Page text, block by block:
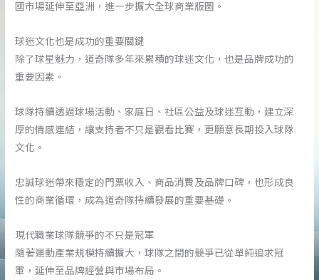
國市場延伸至亞洲，進一步擴大全球商業版圖。
球迷文化也是成功的重要關鍵
除了球星魅力，道奇隊多年來累積的球迷文化，也是品牌成功的
重要因素。
球隊持續透過球場活動、家庭日、社區公益及球迷互動，建立深
厚的情感連結，讓支持者不只是觀看比賽，更願意長期投入球隊
文化。
忠誠球迷帶來穩定的門票收入、商品消費及品牌口碑，也形成良
性的商業循環，成為道奇隊持續發展的重要基礎。
現代職業球隊競爭的不只是冠軍
隨著運動產業規模持續擴大，球隊之間的競爭已從單純追求冠
軍，延伸至品牌經營與市場布局。